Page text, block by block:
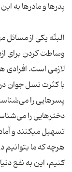
پدرها و مادرها به
البتّه یکی از
وساطت کردن برای
لازمی است.
با کثرت نسل جوان
پسرهایی را
دخترهایی را
تسهیل میکنند و
هرچه که ما
کنیم، این به نفع